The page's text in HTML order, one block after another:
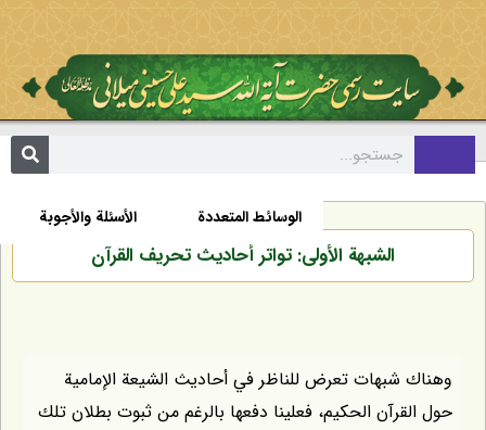
الأسئلة والأجوبة الوسائط المتعددة
الشبهة الأولى: تواتر أحاديث تحريف القرآن
وهناك شبهات تعرض للناظر في أحاديث الشيعة الإمامية
حول القرآن الحكيم، فعلينا دفعها بالرغم من ثبوت بطلان تلك